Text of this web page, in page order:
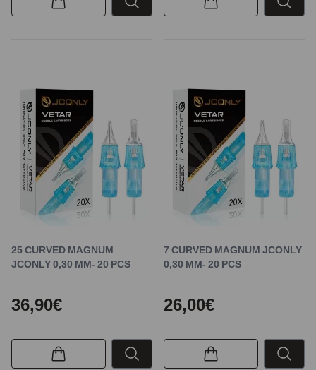
25 CURVED MAGNUM
JCONLY 0,30 MM- 20 PCS
36,90€
7 CURVED MAGNUM JCONLY
0,30 MM- 20 PCS
26,00€